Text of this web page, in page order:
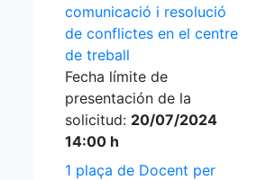
comunicació i resolució
de conflictes en el centre
de treball
Fecha límite de
presentación de la
solicitud: 20/07/2024
14:00 h
1 plaça de Docent per